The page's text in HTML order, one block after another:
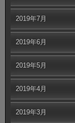
2019年7月
2019年6月
2019年5月
2019年4月
2019年3月